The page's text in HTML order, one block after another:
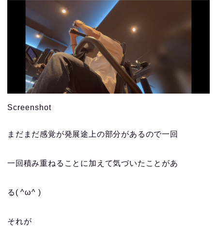
Screenshot
まだまだ感覚が発展途上の部分があるので一回
一回積み重ねることに加えて気づいたことがあ
る( ^ω^ )
それが